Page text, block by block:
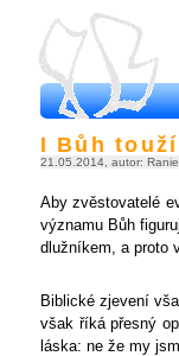
I Bůh
21.05.2014, autor:
Aby zvěstovatelé
významu Bůh
dlužníkem, a proto
Biblické zjevení
však říká přesný
láska: ne že my